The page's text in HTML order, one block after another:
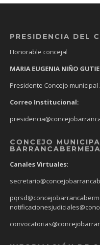
PRESIDENCIA DEL
Honorable concejal
MARIA EUGENIA NIÑO
Presidente Concejo municipal
Correo Institucional:
CONCEJO
BARRANCABERMEJA
Canales Virtuales: